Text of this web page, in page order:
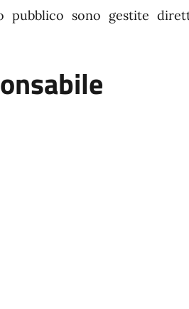
sono gestite